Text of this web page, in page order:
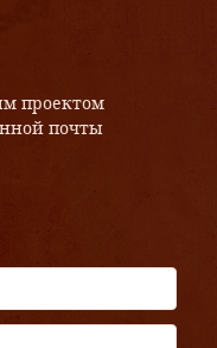
проектом
почты